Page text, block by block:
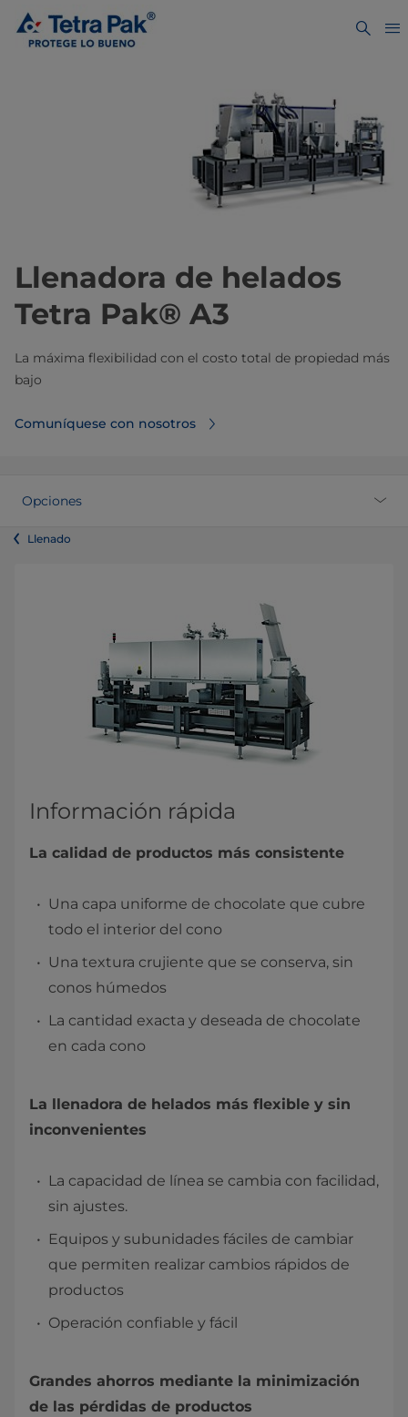
Llenadora de helados
Tetra Pak® A3
La máxima flexibilidad con el costo total de propiedad más
bajo
Comuníquese con nosotros
Opciones
Llenado
Información rápida
La calidad de productos más consistente
Una capa uniforme de chocolate que cubre
todo el interior del cono
Una textura crujiente que se conserva, sin
conos húmedos
La cantidad exacta y deseada de chocolate
en cada cono
La llenadora de helados más flexible y sin
inconvenientes
La capacidad de línea se cambia con facilidad,
sin ajustes.
Equipos y subunidades fáciles de cambiar
que permiten realizar cambios rápidos de
productos
Operación confiable y fácil
Grandes ahorros mediante la minimización
de las pérdidas de productos